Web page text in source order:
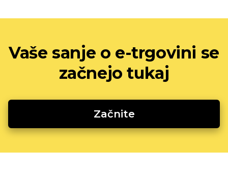
Vaše sanje o e-trgovini se
začnejo tukaj
Začnite